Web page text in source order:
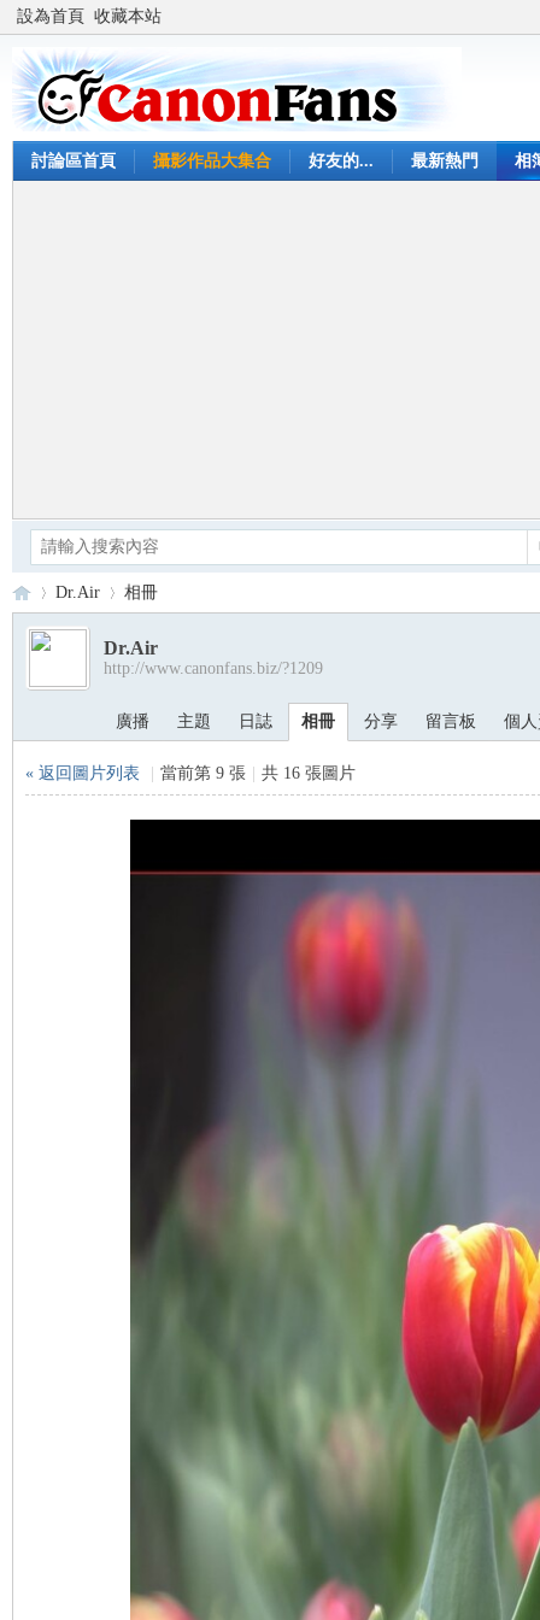
設為首頁 收藏本站
討論區首頁 攝影作品大集合 好友的... 最新熱門 相
Ca›
Dr.Air 相冊
Dr.Air
http://www.canonfans.biz/?1209
廣播 主題 日誌 相冊 分享 留言板 個
« 返回圖片列表 當前第 9 張 共 16 張圖片